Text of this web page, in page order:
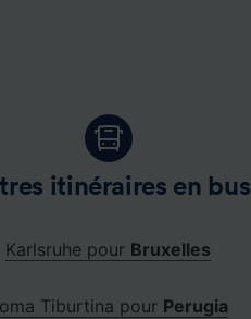
itinéraires en bus
Karlsruhe pour Bruxelles
Tiburtina pour Perugia